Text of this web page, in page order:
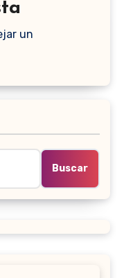
un
Buscar